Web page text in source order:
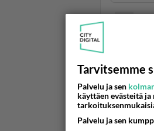
V6
-
-
Tarvitsemme
Palvelu ja sen
käyttäen evästeitä
Palvelu ja sen